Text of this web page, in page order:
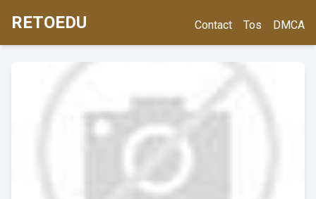
RETOEDU Contact Tos DMCA